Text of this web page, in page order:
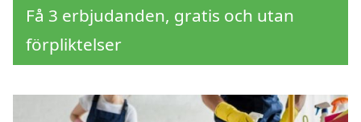
Få 3 erbjudanden, gratis och utan
förpliktelser